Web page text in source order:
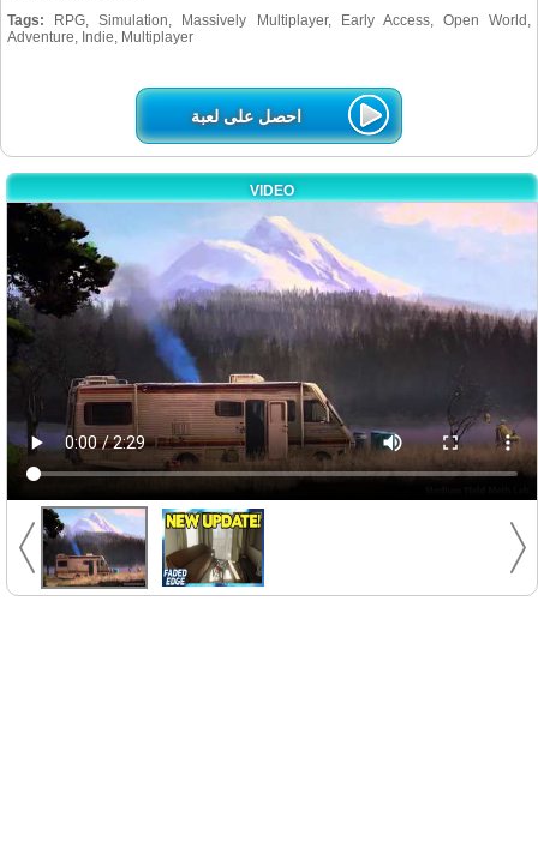
Tags: RPG, Simulation, Massively Multiplayer, Early Access, Open World,
Adventure, Indie, Multiplayer
احصل على لعبة
VIDEO